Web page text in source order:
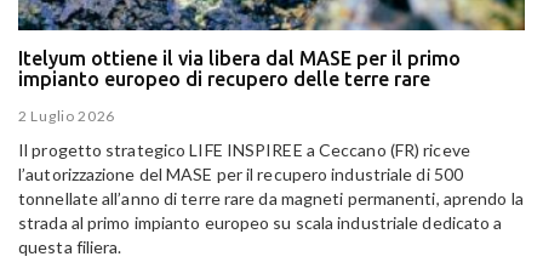
Itelyum ottiene il via libera dal MASE per il primo
impianto europeo di recupero delle terre rare
2 Luglio 2026
Il progetto strategico LIFE INSPIREE a Ceccano (FR) riceve
l’autorizzazione del MASE per il recupero industriale di 500
tonnellate all’anno di terre rare da magneti permanenti, aprendo la
strada al primo impianto europeo su scala industriale dedicato a
questa filiera.